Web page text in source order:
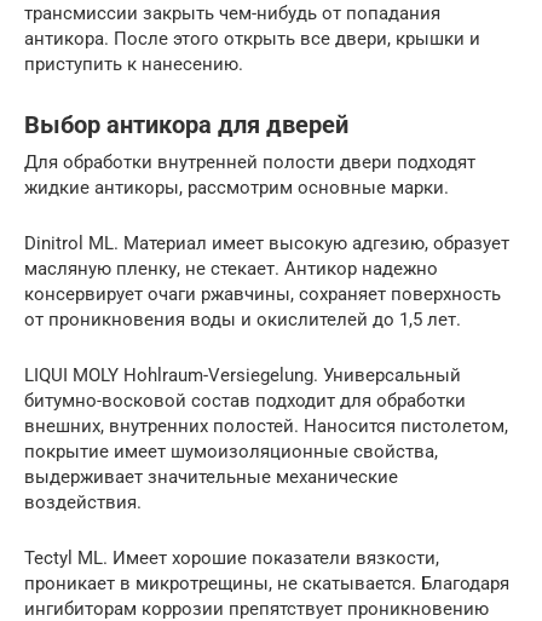
трансмиссии закрыть чем-нибудь от попадания
антикора. После этого открыть все двери, крышки и
приступить к нанесению.
Выбор антикора для дверей
Для обработки внутренней полости двери подходят
жидкие антикоры, рассмотрим основные марки.
Dinitrol ML. Материал имеет высокую адгезию, образует
масляную пленку, не стекает. Антикор надежно
консервирует очаги ржавчины, сохраняет поверхность
от проникновения воды и окислителей до 1,5 лет.
LIQUI MOLY Hohlraum-Versiegelung. Универсальный
битумно-восковой состав подходит для обработки
внешних, внутренних полостей. Наносится пистолетом,
покрытие имеет шумоизоляционные свойства,
выдерживает значительные механические
воздействия.
Tectyl ML. Имеет хорошие показатели вязкости,
проникает в микротрещины, не скатывается. Благодаря
ингибиторам коррозии препятствует проникновению